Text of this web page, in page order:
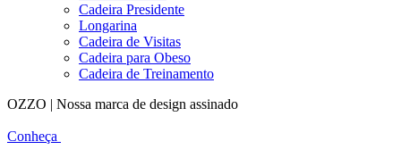
Cadeira Presidente
Longarina
Cadeira de Visitas
Cadeira para Obeso
Cadeira de Treinamento
OZZO | Nossa marca de design assinado
Conheça